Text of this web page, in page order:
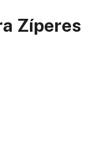
Zíperes